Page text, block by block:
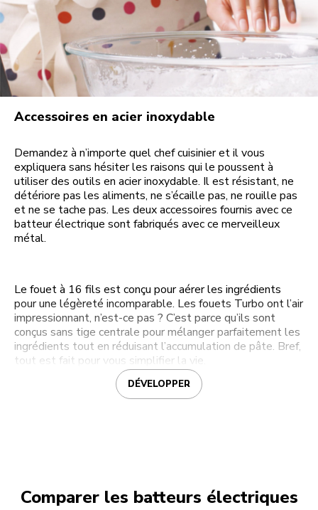
Accessoires en acier inoxydable
Demandez à n’importe quel chef cuisinier et il vous
expliquera sans hésiter les raisons qui le poussent à
utiliser des outils en acier inoxydable. Il est résistant, ne
détériore pas les aliments, ne s’écaille pas, ne rouille pas
et ne se tache pas. Les deux accessoires fournis avec ce
batteur électrique sont fabriqués avec ce merveilleux
métal.
Le fouet à 16 fils est conçu pour aérer les ingrédients
pour une légèreté incomparable. Les fouets Turbo ont l’air
impressionnant, n’est-ce pas ? C’est parce qu’ils sont
conçus sans tige centrale pour mélanger parfaitement les
ingrédients tout en réduisant l’accumulation de pâte. Bref,
tout est fait pour vous simplifier la vie.
DÉVELOPPER
Comparer les batteurs électriques